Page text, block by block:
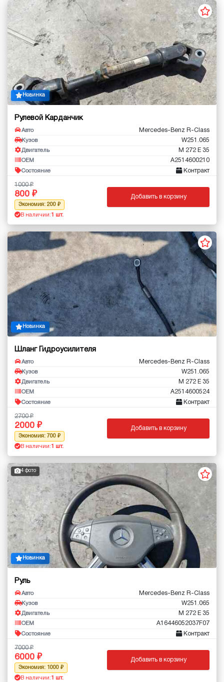
Новинка
Рулевой Карданчик
Авто Mercedes-Benz R-Class
Кузов W251.065
Двигатель M 272 E 35
OEM A2514600210
Состояние Контракт
1000
800
Экономия: 200
В наличии: 1 шт.
Добавить в корзину
Новинка
Шланг Гидроусилителя
Авто Mercedes-Benz R-Class
Кузов W251.065
Двигатель M 272 E 35
OEM A2514600524
Состояние Контракт
2700
2000
Экономия: 700
В наличии: 1 шт.
Добавить в корзину
4 фото
Новинка
Руль
Авто Mercedes-Benz R-Class
Кузов W251.065
Двигатель M 272 E 35
OEM A16446052037F07
Состояние Контракт
7000
6000
Экономия: 1000
В наличии: 1 шт.
Добавить в корзину